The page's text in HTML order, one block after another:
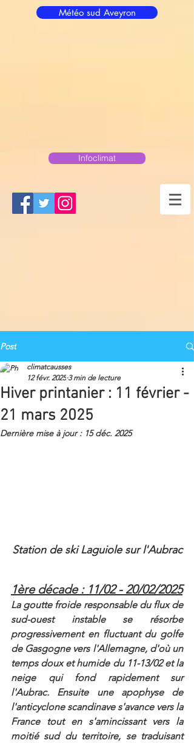
Météo sud Aveyron
Infoclimat
Post
Hiver printanier : 11 février -
21 mars 2025
climatcausses
12 févr. 2025 3 min de lecture
Dernière mise à jour : 15 déc. 2025
Station de ski Laguiole sur l'Aubrac
1ère décade : 11/02 - 20/02/2025
La goutte froide responsable du flux de
sud-ouest instable se résorbe
progressivement en fluctuant du golfe
de Gasgogne vers l'Allemagne, d'où un
temps doux et humide du 11-13/02 et la
neige qui fond rapidement sur
l'Aubrac. Ensuite une apophyse de
l'anticyclone scandinave s'avance vers la
France tout en s'amincissant vers la
moitié sud du territoire, se traduisant